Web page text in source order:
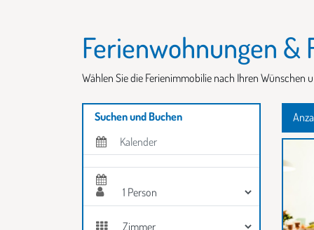
Ferienwohnungen &
Wählen Sie die Ferienimmobilie nach Ihren
Suchen und Buchen
Eingabe Personen
Eingabe Zimmer